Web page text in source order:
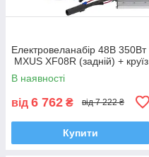
Електровеланабір 48В 350Вт
MXUS XF08R (задній) + круїз
В наявності
від 6 762 ₴ від 7 222 ₴
Купити